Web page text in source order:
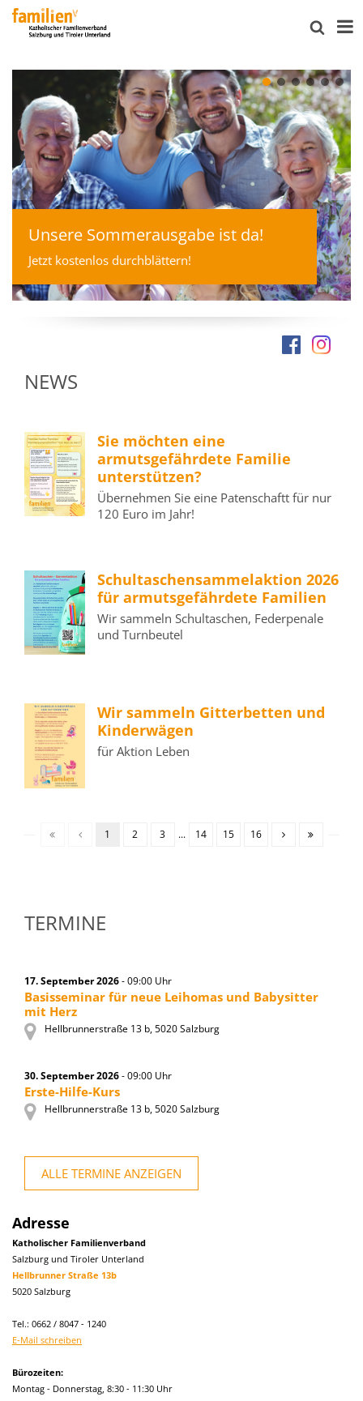
Unsere Sommerausgabe ist da!
Jetzt kostenlos durchblättern!
NEWS
Sie möchten eine
armutsgefährdete Familie
unterstützen?
Übernehmen Sie eine Patenschaftt für nur
120 Euro im Jahr!
Schultaschensammelaktion 2026
für armutsgefährdete Familien
Wir sammeln Schultaschen, Federpenale
und Turnbeutel
Wir sammeln Gitterbetten und
Kinderwägen
für Aktion Leben
1 2 3 ... 14 15 16
TERMINE
17. September 2026- 09:00 Uhr
Basisseminar für neue Leihomas und Babysitter
mit Herz
Hellbrunnerstraße 13 b, 5020 Salzburg
30. September 2026- 09:00 Uhr
Erste-Hilfe-Kurs
Hellbrunnerstraße 13 b, 5020 Salzburg
ALLE TERMINE ANZEIGEN
Adresse
Katholischer Familienverband
Salzburg und Tiroler Unterland
Hellbrunner Straße 13b
5020 Salzburg
Tel.: 0662 / 8047 - 1240
E-Mail schreiben
Bürozeiten:
Montag - Donnerstag, 8:30 - 11:30 Uhr